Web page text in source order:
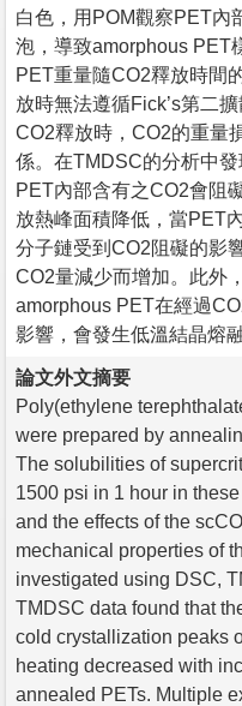
白色，用POM觀察PET內
泡，導致amorphous PET
PET重量隨CO2釋放時間
放時無法遵循Fick’s第二
CO2釋放時，CO2的重量
係。在TMDSC的分析中
PET內部含有之CO2會阻
放熱峰面積降低，當PET
分子鏈受到CO2阻礙的影
CO2量減少而增加。此外
amorphous PET在經過
影響，會發生低溫結晶熔
論文外文摘要
Poly(ethylene
were prepared by
The solubilities of
1500 psi in 1 hour in
and the effects of the
mechanical properties of
investigated using DSC,
TMDSC data found that
cold crystallization peaks
heating decreased with
annealed PETs. Multiple